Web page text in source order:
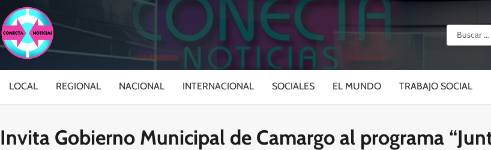
to
content
Buscar:
LOCAL REGIONAL NACIONAL INTERNACIONAL SOCIALES EL MUNDO TRABAJO SOCIAL
Invita Gobierno Municipal de Camargo al programa